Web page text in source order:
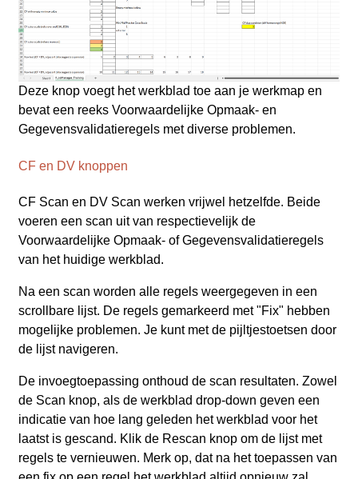
Deze knop voegt het werkblad toe aan je werkmap en
bevat een reeks Voorwaardelijke Opmaak‑ en
Gegevensvalidatieregels met diverse problemen.
CF en DV knoppen
CF Scan en DV Scan werken vrijwel hetzelfde. Beide
voeren een scan uit van respectievelijk de
Voorwaardelijke Opmaak‑ of Gegevensvalidatieregels
van het huidige werkblad.
Na een scan worden alle regels weergegeven in een
scrollbare lijst. De regels gemarkeerd met "Fix" hebben
mogelijke problemen. Je kunt met de pijltjestoetsen door
de lijst navigeren.
De invoegtoepassing onthoud de scan resultaten. Zowel
de Scan knop, als de werkblad drop-down geven een
indicatie van hoe lang geleden het werkblad voor het
laatst is gescand. Klik de Rescan knop om de lijst met
regels te vernieuwen. Merk op, dat na het toepassen van